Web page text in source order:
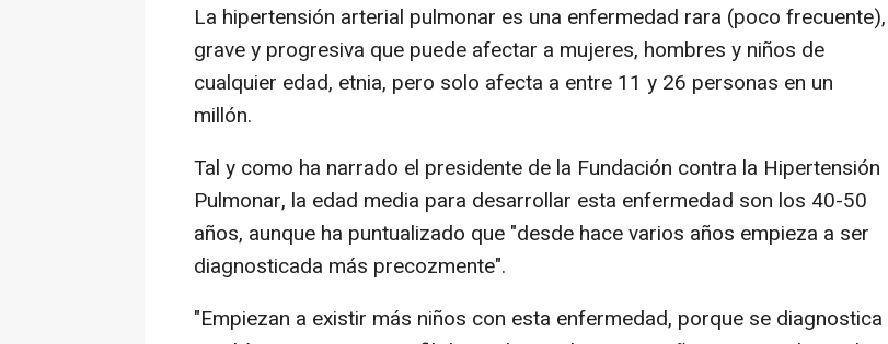
La hipertensión arterial pulmonar es una enfermedad rara (poco frecuente),
grave y progresiva que puede afectar a mujeres, hombres y niños de
cualquier edad, etnia, pero solo afecta a entre 11 y 26 personas en un
millón.
Tal y como ha narrado el presidente de la Fundación contra la Hipertensión
Pulmonar, la edad media para desarrollar esta enfermedad son los 40-50
años, aunque ha puntualizado que "desde hace varios años empieza a ser
diagnosticada más precozmente".
"Empiezan a existir más niños con esta enfermedad, porque se diagnostica